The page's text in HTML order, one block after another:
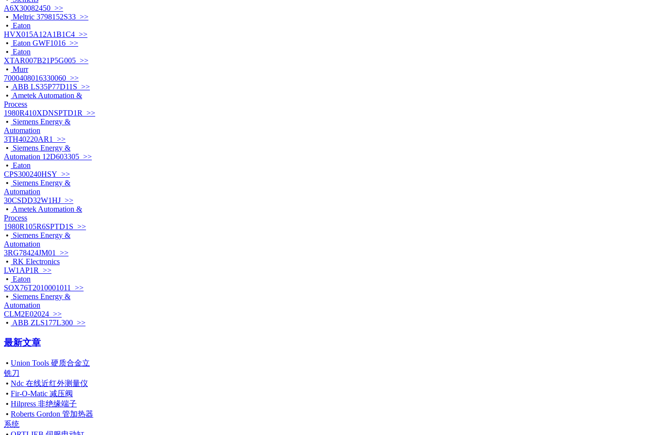
A6X30082450 >>
• Meltric 3798152S33 >>
• Eaton
HVX015A12A1B1C4 >>
• Eaton GWF1016 >>
• Eaton
XTAR007B21P5G005 >>
• Murr
7000408016330060 >>
• ABB LS35P77D11S >>
• Ametek Automation &
Process
1980R410XDNSPTD1R >>
• Siemens Energy &
Automation
3TH40220AR1 >>
• Siemens Energy &
Automation 12D603305 >>
• Eaton
CPS300240HSY >>
• Siemens Energy &
Automation
30CSDD32W1HJ >>
• Ametek Automation &
Process
1980R105R6SPTD1S >>
• Siemens Energy &
Automation
3RG78424JM01 >>
• RK Electronics
LW1AP1R >>
• Eaton
SOX76T2010001011 >>
• Siemens Energy &
Automation
CLM2E02024 >>
• ABB ZLS177L300 >>
最新文章
• Union Tools 硬质合金立
铣刀
• Ndc 在线近红外测量仪
• Fir-O-Matic 减压阀
• Hilpress 非绝缘端子
• Roberts Gordon 管加热器
系统